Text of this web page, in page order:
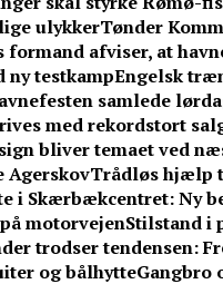
ulykkerTønder
formand afviser, at
ny testkampEngelsk
samlede
med rekordstort
bliver temaet ved
AgerskovTrådløs hjælp
i Skærbækcentret: Ny
motorvejenStilstand i
trodser tendensen:
og bålhytteGangbro